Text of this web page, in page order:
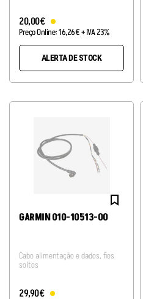
20,00€
Preço Online:16,26€+ IVA 23%
ALERTA DE STOCK
GARMIN 010-10513-00
Cabo alimentação e dados, fios
soltos
29,90€